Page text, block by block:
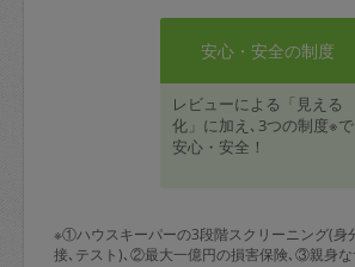
安心・安全の制度
レビューによる「見える
化」に加え､3つの制度※で
安心・安全！
※①ハウスキーパーの3段階スクリーニング(身
接､テスト)､②最大一億円の損害保険､③親身な